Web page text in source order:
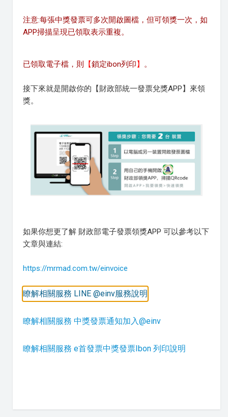
注意:每張中獎發票可多次開啟圖檔，但可領獎一次 ，如
APP掃描呈現已領取表示重複。
已領取電子檔，則 【鎖定ibon列印】 。
接下來就是開啟你的【財政部統一發票兌獎APP】來領
獎。
如果你想更了解 財政部電子發票領獎APP 可以參考以下
文章與連結:
https://mrmad.com.tw/einvoice
瞭解相關服務 LINE @einv服務說明
瞭解相關服務 中獎發票通知加入@einv
瞭解相關服務 e首發票中獎發票Ibon 列印說明